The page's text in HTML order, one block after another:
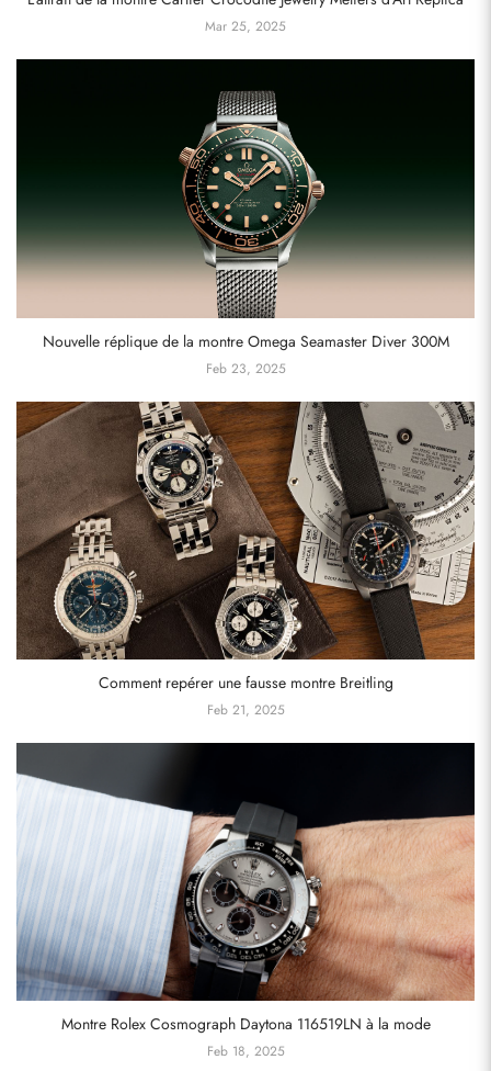
Mar 25, 2025
Nouvelle réplique de la montre Omega Seamaster Diver 300M
Feb 23, 2025
Comment repérer une fausse montre Breitling
Feb 21, 2025
Montre Rolex Cosmograph Daytona 116519LN à la mode
Feb 18, 2025